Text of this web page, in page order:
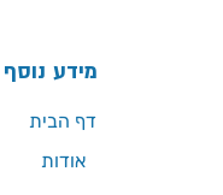
מידע נוסף
דף הבית
אודות